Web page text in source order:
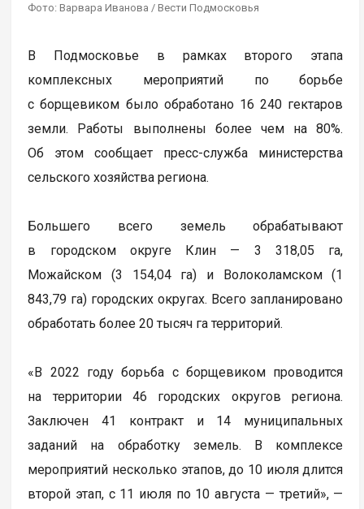
Фото: Варвара Иванова / Вести Подмосковья
В Подмосковье в рамках второго этапа
комплексных мероприятий по борьбе
с борщевиком было обработано 16 240 гектаров
земли. Работы выполнены более чем на 80%.
Об этом сообщает пресс-служба министерства
сельского хозяйства региона.
Большего всего земель обрабатывают
в городском округе Клин — 3 318,05 га,
Можайском (3 154,04 га) и Волоколамском (1
843,79 га) городских округах. Всего запланировано
обработать более 20 тысяч га территорий.
«В 2022 году борьба с борщевиком проводится
на территории 46 городских округов региона.
Заключен 41 контракт и 14 муниципальных
заданий на обработку земель. В комплексе
мероприятий несколько этапов, до 10 июля длится
второй этап, с 11 июля по 10 августа — третий», —